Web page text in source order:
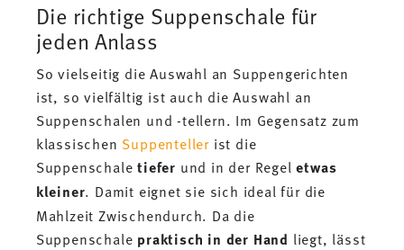
Die richtige Suppenschale für
jeden Anlass
So vielseitig die Auswahl an Suppengerichten
ist, so vielfältig ist auch die Auswahl an
Suppenschalen und -tellern. Im Gegensatz zum
klassischen Suppenteller ist die
Suppenschaletiefer und in der Regeletwas
kleiner. Damit eignet sie sich ideal für die
Mahlzeit Zwischendurch. Da die
Suppenschale praktisch in der Hand liegt, lässt